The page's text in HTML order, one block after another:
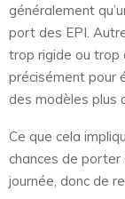
généralement
port des EPI.
trop rigide ou trop
précisément pour
des modèles plus
Ce que cela
chances de
journée, donc de